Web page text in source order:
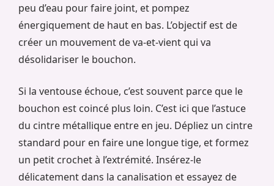
peu d’eau pour faire joint, et pompez
énergiquement de haut en bas. L’objectif est de
créer un mouvement de va-et-vient qui va
désolidariser le bouchon.
Si la ventouse échoue, c’est souvent parce que le
bouchon est coincé plus loin. C’est ici que l’astuce
du cintre métallique entre en jeu. Dépliez un cintre
standard pour en faire une longue tige, et formez
un petit crochet à l’extrémité. Insérez-le
délicatement dans la canalisation et essayez de